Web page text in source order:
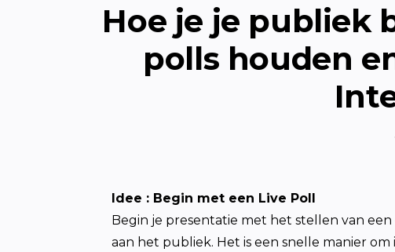
Hoe je je publiek
polls houden
Idee : Begin met een Live Poll
Begin je presentatie met het stellen van
aan het publiek. Het is een snelle manier